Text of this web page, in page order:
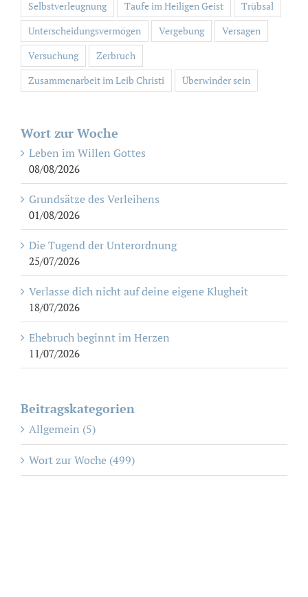
Selbstverleugnung Taufe im Heiligen Geist
Trübsal
Unterscheidungsvermögen
Vergebung
Versagen
Versuchung
Zerbruch
Zusammenarbeit im Leib Christi
Überwinder sein
Wort zur Woche
Leben im Willen Gottes
08/08/2026
Grundsätze des Verleihens
01/08/2026
Die Tugend der Unterordnung
25/07/2026
Verlasse dich nicht auf deine eigene Klugheit
18/07/2026
Ehebruch beginnt im Herzen
11/07/2026
Beitragskategorien
Allgemein (5)
Wort zur Woche (499)